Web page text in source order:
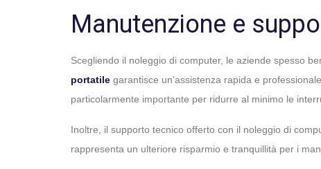
Manutenzione e
Scegliendo il noleggio di computer, le aziende spesso
portatile garantisce un'assistenza rapida e
particolarmente importante per ridurre al minimo le
Inoltre, il supporto tecnico offerto con il noleggio di
rappresenta un ulteriore risparmio e tranquillità per i